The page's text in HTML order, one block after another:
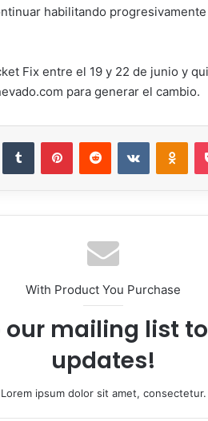
habilitando
Fix entre el 19 y 22 de junio y
para generar el cambio.
Tumblr PinterestReddit VKontakte
With Product You Purchase
our mailing list
updates!
Lorem ipsum dolor sit amet, consectetur.